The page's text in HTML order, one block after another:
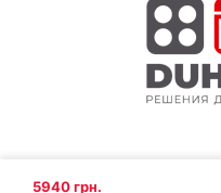
5940 грн.